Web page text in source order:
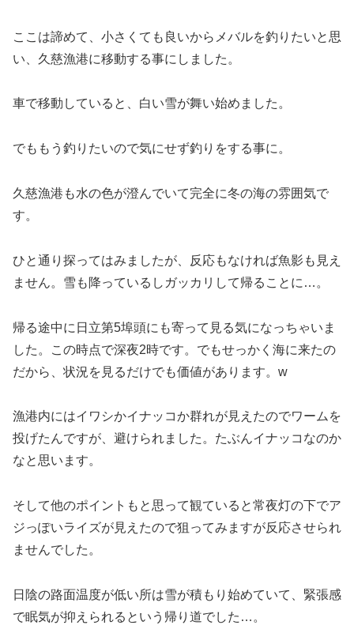
ここは諦めて、小さくても良いからメバルを釣りたいと思
い、久慈漁港に移動する事にしました。
車で移動していると、白い雪が舞い始めました。
でももう釣りたいので気にせず釣りをする事に。
久慈漁港も水の色が澄んでいて完全に冬の海の雰囲気で
す。
ひと通り探ってはみましたが、反応もなければ魚影も見え
ません。雪も降っているしガッカリして帰ることに…。
帰る途中に日立第5埠頭にも寄って見る気になっちゃいま
した。この時点で深夜2時です。でもせっかく海に来たの
だから、状況を見るだけでも価値があります。w
漁港内にはイワシかイナッコか群れが見えたのでワームを
投げたんですが、避けられました。たぶんイナッコなのか
なと思います。
そして他のポイントもと思って観ていると常夜灯の下でア
ジっぽいライズが見えたので狙ってみますが反応させられ
ませんでした。
日陰の路面温度が低い所は雪が積もり始めていて、緊張感
で眠気が抑えられるという帰り道でした…。